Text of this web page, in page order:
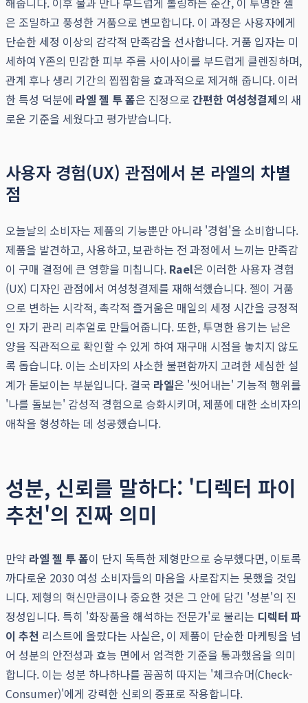
은 조밀하고 풍성한 거품으로 변모합니다. 이 과정은 사용자에게
단순한 세정 이상의 감각적 만족감을 선사합니다. 거품 입자는 미
세하여 Y존의 민감한 피부 주름 사이사이를 부드럽게 클렌징하며,
관계 후나 생리 기간의 찝찝함을 효과적으로 제거해 줍니다. 이러
한 특성 덕분에 라엘 젤 투 폼은 진정으로 간편한 여성청결제의 새
로운 기준을 세웠다고 평가받습니다.
사용자 경험(UX) 관점에서 본 라엘의 차별
점
오늘날의 소비자는 제품의 기능뿐만 아니라 '경험'을 소비합니다.
제품을 발견하고, 사용하고, 보관하는 전 과정에서 느끼는 만족감
이 구매 결정에 큰 영향을 미칩니다. Rael은 이러한 사용자 경험
(UX) 디자인 관점에서 여성청결제를 재해석했습니다. 젤이 거품
으로 변하는 시각적, 촉각적 즐거움은 매일의 세정 시간을 긍정적
인 자기 관리 리추얼로 만들어줍니다. 또한, 투명한 용기는 남은
양을 직관적으로 확인할 수 있게 하여 재구매 시점을 놓치지 않도
록 돕습니다. 이는 소비자의 사소한 불편함까지 고려한 세심한 설
계가 돋보이는 부분입니다. 결국 라엘은 '씻어내는' 기능적 행위를
'나를 돌보는' 감성적 경험으로 승화시키며, 제품에 대한 소비자의
애착을 형성하는 데 성공했습니다.
성분, 신뢰를 말하다: '디렉터 파이
추천'의 진짜 의미
만약 라엘 젤 투 폼이 단지 독특한 제형만으로 승부했다면, 이토록
까다로운 2030 여성 소비자들의 마음을 사로잡지는 못했을 것입
니다. 제형의 혁신만큼이나 중요한 것은 그 안에 담긴 '성분'의 진
정성입니다. 특히 '화장품을 해석하는 전문가'로 불리는 디렉터 파
이 추천 리스트에 올랐다는 사실은, 이 제품이 단순한 마케팅을 넘
어 성분의 안전성과 효능 면에서 엄격한 기준을 통과했음을 의미
합니다. 이는 성분 하나하나를 꼼꼼히 따지는 '체크슈머(Check-
Consumer)'에게 강력한 신뢰의 증표로 작용합니다.